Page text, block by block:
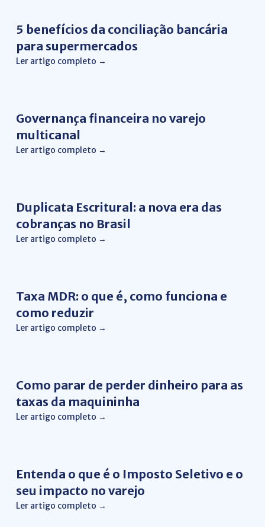
5 benefícios da conciliação bancária
para supermercados
Ler artigo completo →
Governança financeira no varejo
multicanal
Ler artigo completo →
Duplicata Escritural: a nova era das
cobranças no Brasil
Ler artigo completo →
Taxa MDR: o que é, como funciona e
como reduzir
Ler artigo completo →
Como parar de perder dinheiro para as
taxas da maquininha
Ler artigo completo →
Entenda o que é o Imposto Seletivo e o
seu impacto no varejo
Ler artigo completo →